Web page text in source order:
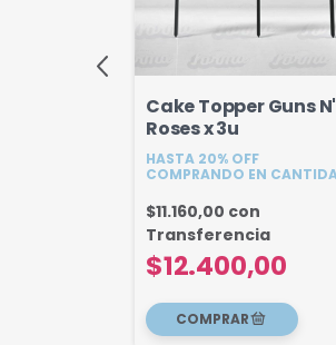
Cake Topper Guns N'
Roses x 3u
HASTA 20% OFF
COMPRANDO EN
$12.400,00
$11.160,00 con
Transferencia